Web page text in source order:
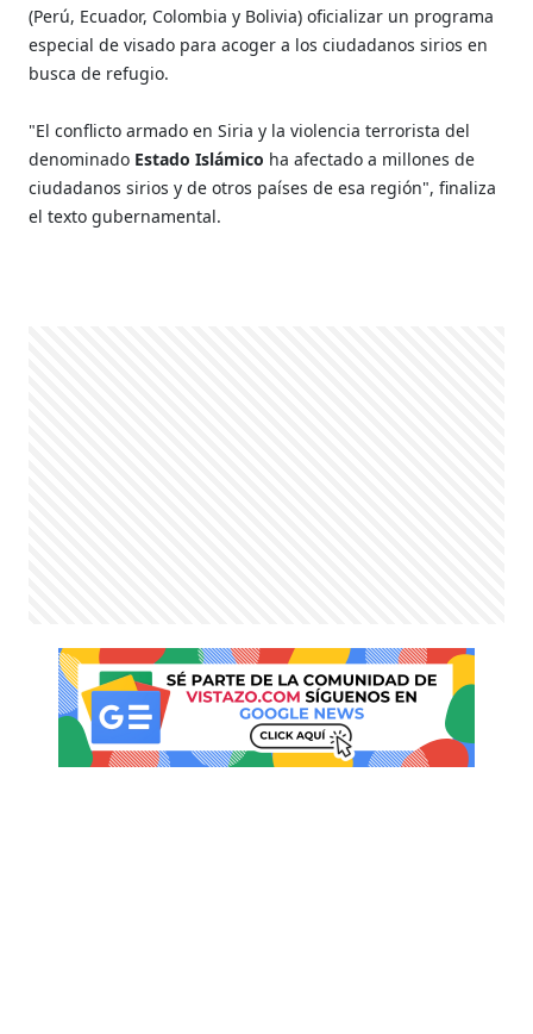
(Perú, Ecuador, Colombia y Bolivia) oficializar un programa
especial de visado para acoger a los ciudadanos sirios en
busca de refugio.
"El conflicto armado en Siria y la violencia terrorista del
denominado Estado Islámico ha afectado a millones de
ciudadanos sirios y de otros países de esa región", finaliza
el texto gubernamental.